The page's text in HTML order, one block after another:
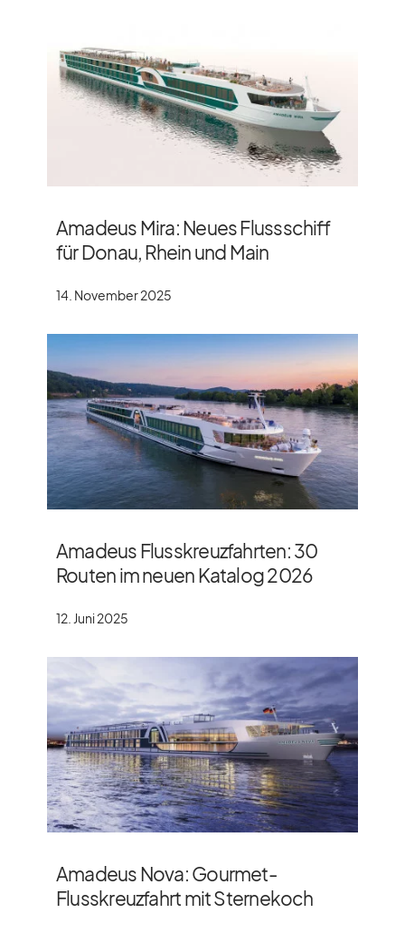
Amadeus Mira: Neues Flussschiff
für Donau, Rhein und Main
14. November 2025
Amadeus Flusskreuzfahrten: 30
Routen im neuen Katalog 2026
12. Juni 2025
Amadeus Nova: Gourmet-
Flusskreuzfahrt mit Sternekoch